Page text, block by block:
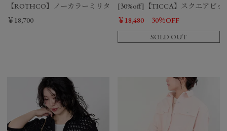
【ROTHCO】ノーカラーミリタリージャケット
￥18,700
[30%off]【TICCA】スクエアビッ
￥18,480
30％OFF
SOLD OUT